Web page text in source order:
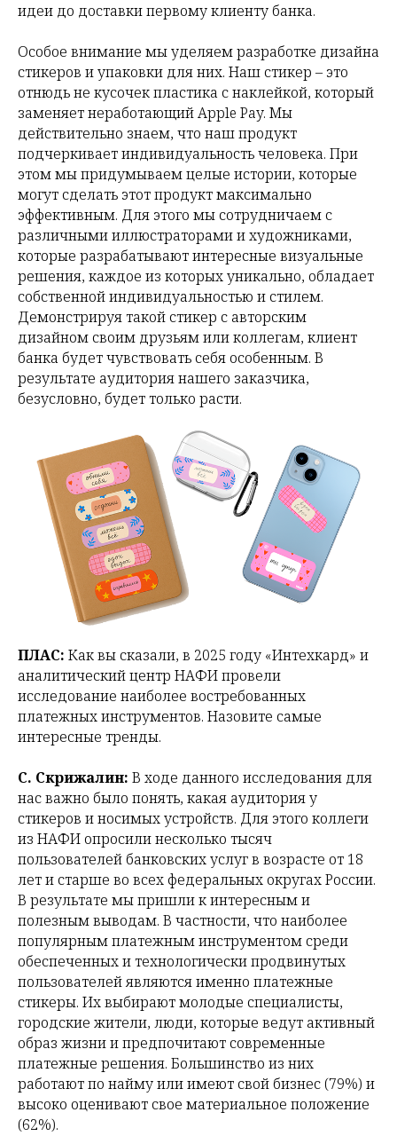
идеи до доставки первому клиенту банка.
Особое внимание мы уделяем разработке дизайна
стикеров и упаковки для них. Наш стикер – это
отнюдь не кусочек пластика с наклейкой, который
заменяет неработающий Apple Pay. Мы
действительно знаем, что наш продукт
подчеркивает индивидуальность человека. При
этом мы придумываем целые истории, которые
могут сделать этот продукт максимально
эффективным. Для этого мы сотрудничаем с
различными иллюстраторами и художниками,
которые разрабатывают интересные визуальные
решения, каждое из которых уникально, обладает
собственной индивидуальностью и стилем.
Демонстрируя такой стикер с авторским
дизайном своим друзьям или коллегам, клиент
банка будет чувствовать себя особенным. В
результате аудитория нашего заказчика,
безусловно, будет только расти.
ПЛАС: Как вы сказали, в 2025 году «Интехкард» и
аналитический центр НАФИ провели
исследование наиболее востребованных
платежных инструментов. Назовите самые
интересные тренды.
С. Скрижалин: В ходе данного исследования для
нас важно было понять, какая аудитория у
стикеров и носимых устройств. Для этого коллеги
из НАФИ опросили несколько тысяч
пользователей банковских услуг в возрасте от 18
лет и старше во всех федеральных округах России.
В результате мы пришли к интересным и
полезным выводам. В частности, что наиболее
популярным платежным инструментом среди
обеспеченных и технологически продвинутых
пользователей являются именно платежные
стикеры. Их выбирают молодые специалисты,
городские жители, люди, которые ведут активный
образ жизни и предпочитают современные
платежные решения. Большинство из них
работают по найму или имеют свой бизнес (79%) и
высоко оценивают свое материальное положение
(62%).